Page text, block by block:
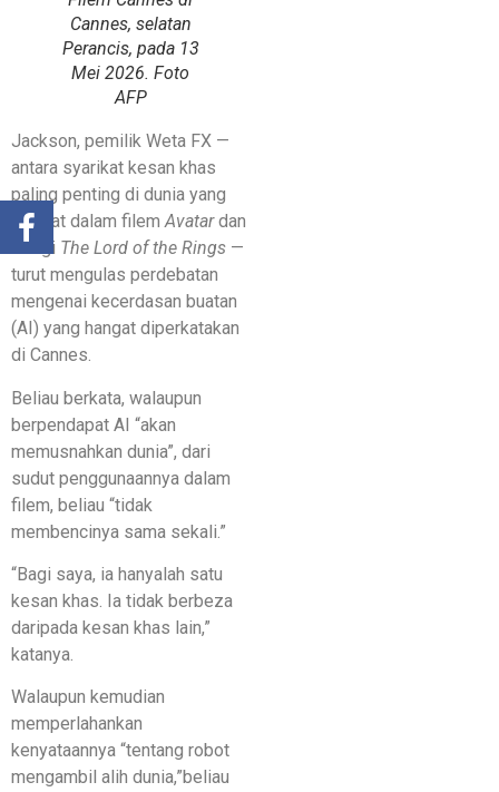
Cannes, selatan
Perancis, pada 13
Mei 2026. Foto
AFP
Jackson, pemilik Weta FX —
antara syarikat kesan khas
paling penting di dunia yang
terlibat dalam filemAvatardan
trilogi The Lord of the Rings —
turut mengulas perdebatan
mengenai kecerdasan buatan
(AI) yang hangat diperkatakan
di Cannes.
Beliau berkata, walaupun
berpendapat AI “akan
memusnahkan dunia”, dari
sudut penggunaannya dalam
filem, beliau “tidak
membencinya sama sekali.”
“Bagi saya, ia hanyalah satu
kesan khas. Ia tidak berbeza
daripada kesan khas lain,”
katanya.
Walaupun kemudian
memperlahankan
kenyataannya “tentang robot
mengambil alih dunia,”beliau